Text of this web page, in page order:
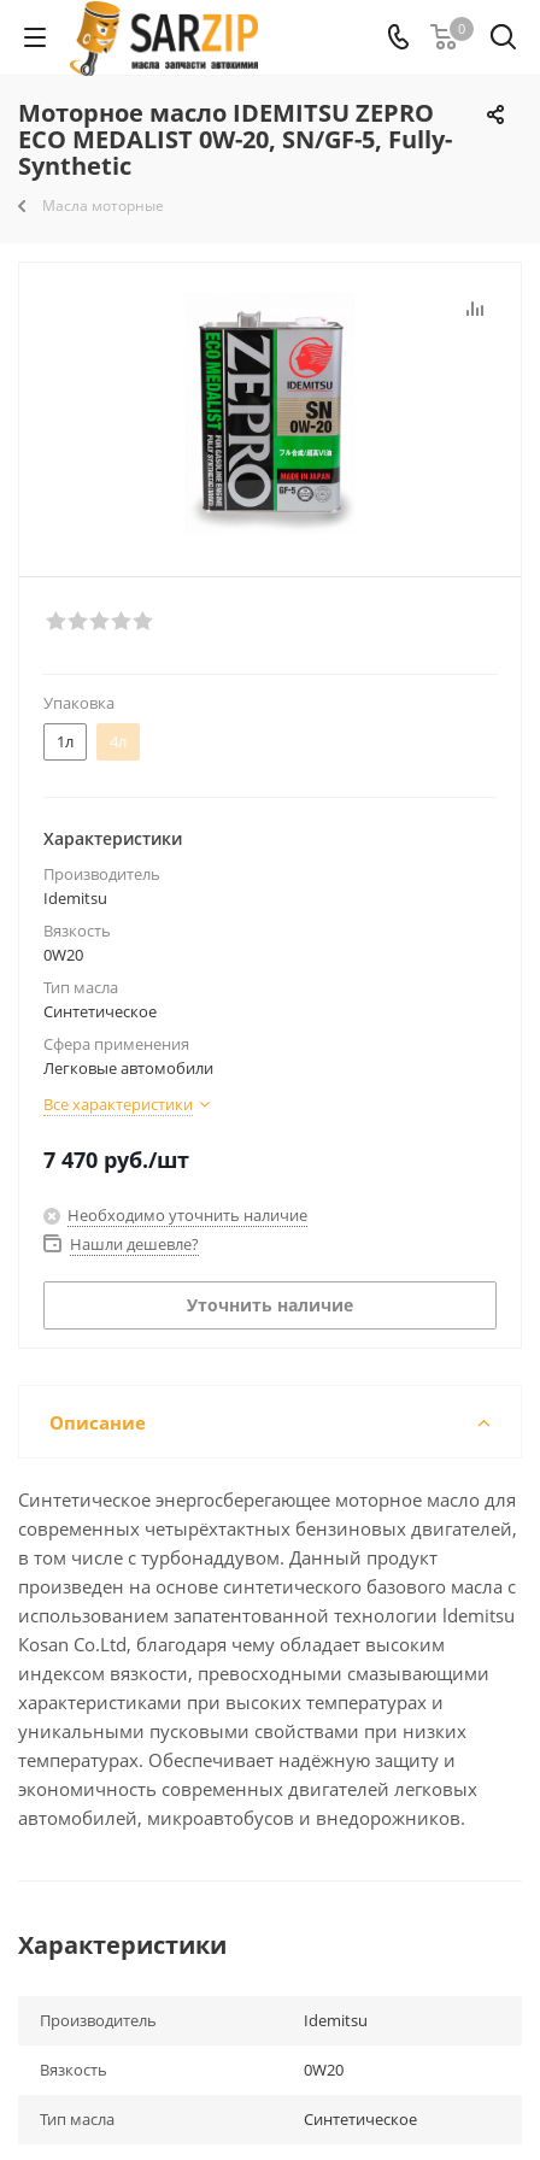
0
Моторное масло IDEMITSU ZEPRO
ECO MEDALIST 0W-20, SN/GF-5, Fully-
Synthetic
Масла моторные
Упаковка
1л
4л
Характеристики
Производитель
Idemitsu
Вязкость
0W20
Тип масла
Синтетическое
Сфера применения
Легковые автомобили
Все характеристики
7 470 руб./шт
Необходимо уточнить наличие
Нашли дешевле?
Уточнить наличие
Описание
Синтетическое энергосберегающее моторное масло для
современных четырёхтактных бензиновых двигателей,
в том числе с турбонаддувом. Данный продукт
произведен на основе синтетического базового масла с
использованием запатентованной технологии ldemitsu
Коsan Со.Ltd, благодаря чему обладает высоким
индексом вязкости, превосходными смазывающими
характеристиками при высоких температурах и
уникальными пусковыми свойствами при низких
температурах. Обеспечивает надёжную защиту и
экономичность современных двигателей легковых
автомобилей, микроавтобусов и внедорожников.
Характеристики
Производитель Idemitsu
Вязкость 0W20
Тип масла Синтетическое